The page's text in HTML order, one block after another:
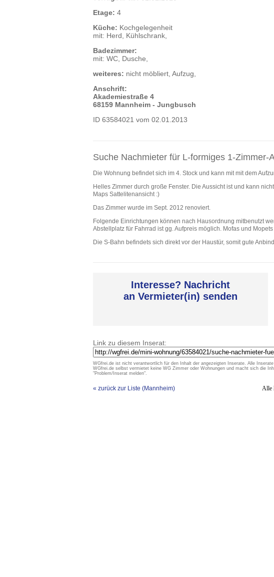
Etage: 4
Küche: Kochgelegenheit
mit: Herd, Kühlschrank,
Badezimmer:
mit: WC, Dusche,
weiteres: nicht möbliert, Aufzug,
Anschrift:
Akademiestraße 4
68159 Mannheim - Jungbusch
ID 63584021 vom 02.01.2013
Suche Nachmieter für L-formiges 1-Zimmer-
Die Wohnung befindet sich im 4. Stock und kann mit mit dem
Helles Zimmer durch große Fenster. Die Aussicht ist und kann
Maps Sattelitenansicht :)
Das Zimmer wurde im Sept. 2012 renoviert.
Folgende Einrichtungen können nach Hausordnung mitbenutzt
Abstellplatz für Fahrrad ist gg. Aufpreis möglich. Mofas und
Die S-Bahn befindets sich direkt vor der Haustür, somit gute
Interesse? Nachricht
an Vermieter(in) senden
Link zu diesem Inserat:
WGfrei.de ist nicht verantwortlich für den Inhalt der angezeigten Inserate. Alle
WGfrei.de selbst vermietet keine WG Zimmer oder Wohnungen und macht sich die
"Problem/Inserat melden".
« zurück zur Liste (Mannheim) Alle